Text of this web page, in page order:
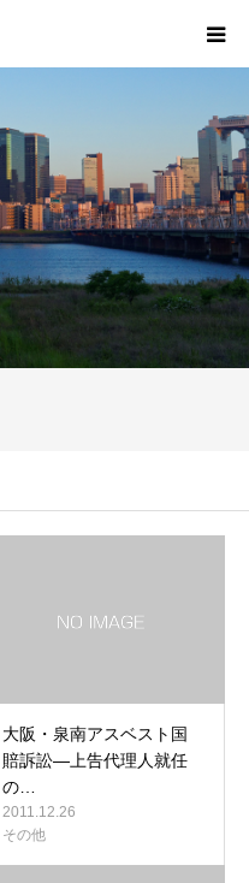
大阪・泉南アスベスト国
賠訴訟―上告代理人就任
の…
2011.12.26
その他